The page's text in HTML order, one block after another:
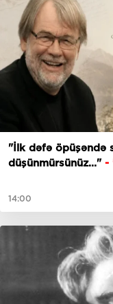
"İlk dəfə öpüşəndə
düşünmürsünüz..." -
14:00